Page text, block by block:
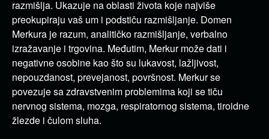
razmišlja. Ukazuje na oblasti života koje najviše
preokupiraju vaš um i podstiču razmišljanje. Domen
Merkura je razum, analitičko razmišljanje, verbalno
izražavanje i trgovina. Međutim, Merkur može dati i
negativne osobine kao što su lukavost, lažljivost,
nepouzdanost, prevejanost, površnost. Merkur se
povezuje sa zdravstvenim problemima koji se tiču
nervnog sistema, mozga, respiratornog sistema, tiroidne
žlezde i čulom sluha.